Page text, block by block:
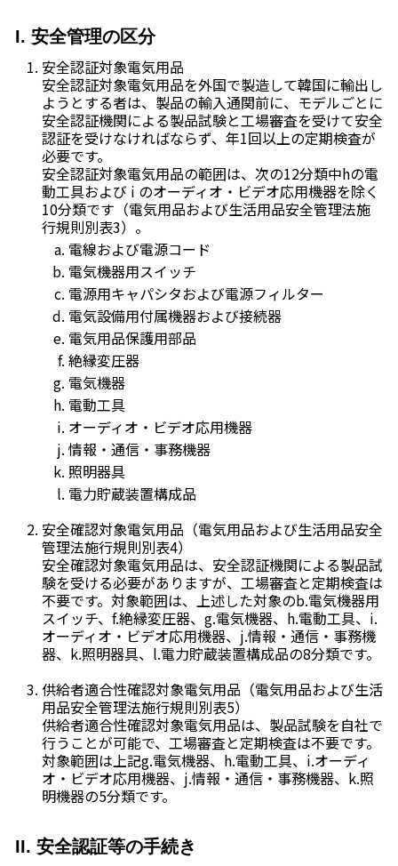
I. 安全管理の区分
安全認証対象電気用品
安全認証対象電気用品を外国で製造して韓国に輸出し
ようとする者は、製品の輸入通関前に、モデルごとに
安全認証機関による製品試験と工場審査を受けて安全
認証を受けなければならず、年1回以上の定期検査が
必要です。
安全認証対象電気用品の範囲は、次の12分類中hの電
動工具および i のオーディオ・ビデオ応用機器を除く
10分類です（電気用品および生活用品安全管理法施
行規則別表3）。
電線および電源コード
電気機器用スイッチ
電源用キャパシタおよび電源フィルター
電気設備用付属機器および接続器
電気用品保護用部品
絶縁変圧器
電気機器
電動工具
オーディオ・ビデオ応用機器
情報・通信・事務機器
照明器具
電力貯蔵装置構成品
安全確認対象電気用品（電気用品および生活用品安全
管理法施行規則別表4）
安全確認対象電気用品は、安全認証機関による製品試
験を受ける必要がありますが、工場審査と定期検査は
不要です。対象範囲は、上述した対象のb.電気機器用
スイッチ、f.絶縁変圧器、g.電気機器、h.電動工具、i.
オーディオ・ビデオ応用機器、j.情報・通信・事務機
器、k.照明器具、l.電力貯蔵装置構成品の8分類です。
供給者適合性確認対象電気用品（電気用品および生活
用品安全管理法施行規則別表5）
供給者適合性確認対象電気用品は、製品試験を自社で
行うことが可能で、工場審査と定期検査は不要です。
対象範囲は上記g.電気機器、h.電動工具、i.オーディ
オ・ビデオ応用機器、j.情報・通信・事務機器、k.照
明機器の5分類です。
II. 安全認証等の手続き